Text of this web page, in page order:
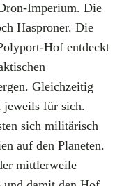
Imperium. Die
Hasproner. Die
Hof entdeckt
Gleichzeitig
jeweils für sich.
sich militärisch
auf den Planeten.
mittlerweile